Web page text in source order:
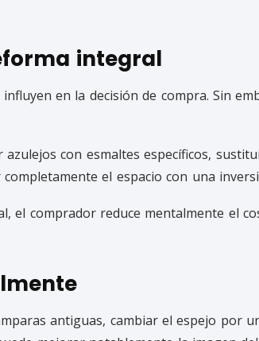
integral
en la decisión de compra. Sin
con esmaltes específicos,
el espacio con una
el comprador reduce mentalmente el
antiguas, cambiar el espejo por